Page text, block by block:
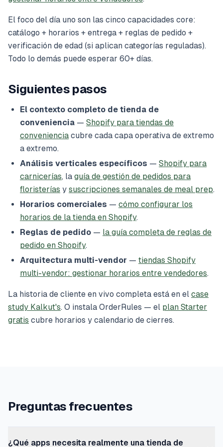
El foco del día uno son las cinco capacidades core:
catálogo + horarios + entrega + reglas de pedido +
verificación de edad (si aplican categorías reguladas).
Todo lo demás puede esperar 60+ días.
Siguientes pasos
El contexto completo de tienda de
conveniencia — Shopify para tiendas de
conveniencia cubre cada capa operativa de extremo
a extremo.
Análisis verticales específicos — Shopify para
carnicerías, la guía de gestión de pedidos para
floristerías y suscripciones semanales de meal prep.
Horarios comerciales — cómo configurar los
horarios de la tienda en Shopify.
Reglas de pedido — la guía completa de reglas de
pedido en Shopify.
Arquitectura multi-vendor — tiendas Shopify
multi-vendor: gestionar horarios entre vendedores.
La historia de cliente en vivo completa está en el case
study Kalkut's. O instala OrderRules — el plan Starter
gratis cubre horarios y calendario de cierres.
Preguntas frecuentes
¿Qué apps necesita realmente una tienda de